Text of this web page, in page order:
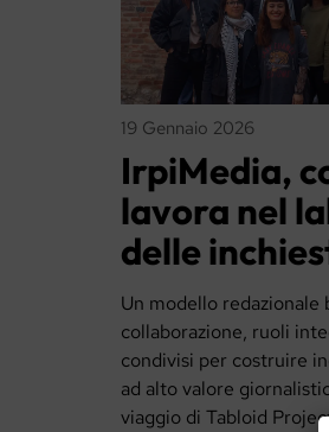
19 Gennaio 2026
IrpiMedia,
lavora nel
delle
Un modello redazionale
collaborazione, ruoli
condivisi per costruire
ad alto valore
viaggio di Tabloid